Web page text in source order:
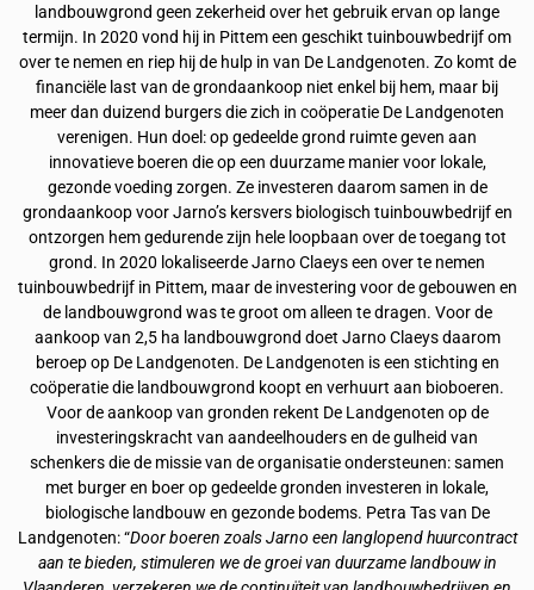
landbouwgrond geen zekerheid over het gebruik ervan op lange
termijn. In 2020 vond hij in Pittem een geschikt tuinbouwbedrijf om
over te nemen en riep hij de hulp in van De Landgenoten. Zo komt de
financiële last van de grondaankoop niet enkel bij hem, maar bij
meer dan duizend burgers die zich in coöperatie De Landgenoten
verenigen. Hun doel: op gedeelde grond ruimte geven aan
innovatieve boeren die op een duurzame manier voor lokale,
gezonde voeding zorgen. Ze investeren daarom samen in de
grondaankoop voor Jarno’s kersvers biologisch tuinbouwbedrijf en
ontzorgen hem gedurende zijn hele loopbaan over de toegang tot
grond. In 2020 lokaliseerde Jarno Claeys een over te nemen
tuinbouwbedrijf in Pittem, maar de investering voor de gebouwen en
de landbouwgrond was te groot om alleen te dragen. Voor de
aankoop van 2,5 ha landbouwgrond doet Jarno Claeys daarom
beroep op De Landgenoten. De Landgenoten is een stichting en
coöperatie die landbouwgrond koopt en verhuurt aan bioboeren.
Voor de aankoop van gronden rekent De Landgenoten op de
investeringskracht van aandeelhouders en de gulheid van
schenkers die de missie van de organisatie ondersteunen: samen
met burger en boer op gedeelde gronden investeren in lokale,
biologische landbouw en gezonde bodems. Petra Tas van De
Landgenoten: “Door boeren zoals Jarno een langlopend huurcontract
aan te bieden, stimuleren we de groei van duurzame landbouw in